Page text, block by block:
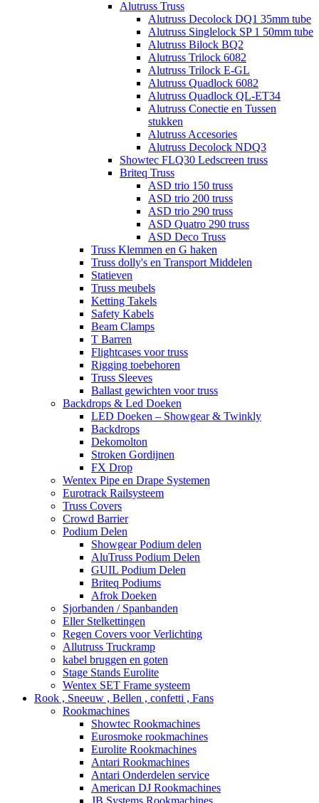
Alutruss Truss
Alutruss Decolock DQ1 35mm tube
Alutruss Singlelock SP 1 50mm tube
Alutruss Bilock BQ2
Alutruss Trilock 6082
Alutruss Trilock E-GL
Alutruss Quadlock 6082
Alutruss Quadlock QL-ET34
Alutruss Conectie en Tussen
stukken
Alutruss Accesories
Alutruss Decolock NDQ3
Showtec FLQ30 Ledscreen truss
Briteq Truss
ASD trio 150 truss
ASD trio 200 truss
ASD trio 290 truss
ASD Quatro 290 truss
ASD Deco Truss
Truss Klemmen en G haken
Truss dolly's en Transport Middelen
Statieven
Truss meubels
Ketting Takels
Safety Kabels
Beam Clamps
T Barren
Flightcases voor truss
Rigging toebehoren
Truss Sleeves
Ballast gewichten voor truss
Backdrops & Led Doeken
LED Doeken – Showgear & Twinkly
Backdrops
Dekomolton
Stroken Gordijnen
FX Drop
Wentex Pipe en Drape Systemen
Eurotrack Railsysteem
Truss Covers
Crowd Barrier
Podium Delen
Showgear Podium delen
AluTruss Podium Delen
GUIL Podium Delen
Briteq Podiums
Afrok Doeken
Sjorbanden / Spanbanden
Eller Stelkettingen
Regen Covers voor Verlichting
Allutruss Truckramp
kabel bruggen en goten
Stage Stands Eurolite
Wentex SET Frame systeem
Rook , Sneeuw , Bellen , confetti , Fans
Rookmachines
Showtec Rookmachines
Eurosmoke rookmachines
Eurolite Rookmachines
Antari Rookmachines
Antari Onderdelen service
American DJ Rookmachines
JB Systems Rookmachines